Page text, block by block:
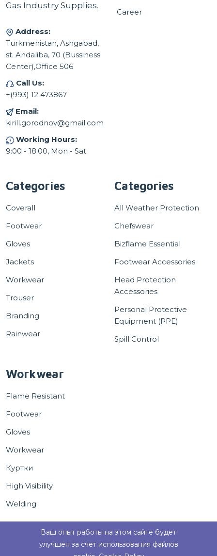
Gas Industry Supplies.
Address:
Turkmenistan, Ashgabad,
st. Andaliba, 70 (Bussiness
Center),Office 506
Call Us:
+(993) 12 473867
Email:
kirill.gorodnov@gmail.com
Working Hours:
9:00 - 18:00, Mon - Sat
Career
Categories
Coverall
Footwear
Gloves
Jackets
Workwear
Trouser
Branding
Rainwear
Categories
All Weather Protection
Chefswear
Bizflame Essential
Footwear Accessories
Head Protection
Accessories
Personal Protective
Equipment (PPE)
Spill Control
Workwear
Flame Resistant
Footwear
Gloves
Workwear
Куртки
High Visibility
Welding
Ваш опыт работы на этом сайте будет
улучшен за счет использования файлов